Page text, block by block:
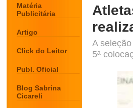
Matéria
Publicitária
Artigo
Click do Leitor
Publ. Oficial
Blog Sabrina
Cicareli
A
5ª